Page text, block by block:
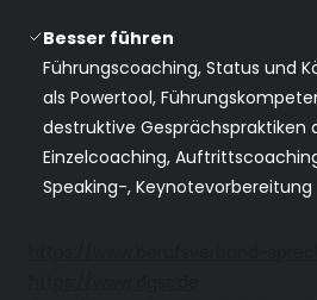
Besser führen
Führungscoaching, Status und
als Powertool,
destruktive Gesprächspraktiken
Einzelcoaching,
Speaking-, Keynotevorbereitung